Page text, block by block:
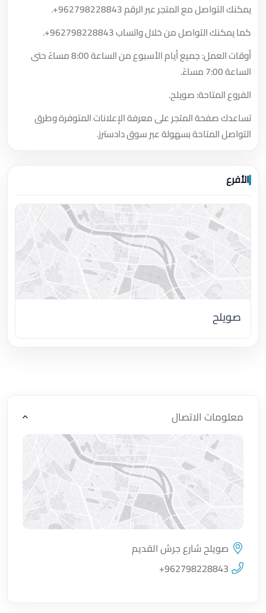
يمكنك التواصل مع المتجر عبر الرقم+962798228843
.
كما يمكنك التواصل من خلال واتساب+962798228843
.
أوقات العمل: جميع أيام الأسبوع من الساعة 8:00 مساءً حتى
الساعة 7:00 مساءً.
الفروع المتاحة: صويلح.
تساعدك صفحة المتجر على معرفة الإعلانات المتوفرة وطرق
التواصل المتاحة بسهولة عبر سوق دادسترز.
الأفرع
صويلح
معلومات الاتصال
اضغط لتحميل الموقع
صويلح شارع جرش القديم
+962798228843